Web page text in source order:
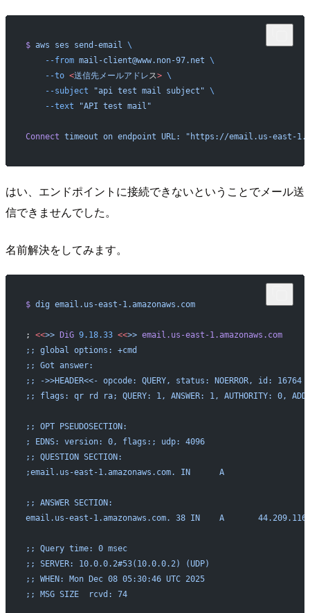
$ aws ses send-email \
    --from
mail-client@www.non-97.net \
    --to
<送信先メールアドレス> \
    --subject
"api test mail subject" \
    --text
"API test mail"
Connect timeout on endpoint URL: "https://email.us-east-
はい、エンドポイントに接続できないということでメール送
信できませんでした。
名前解決をしてみます。
$ dig email.us-east-1.amazonaws.com
; <<>> DiG 9.18.33 <<>> email.us-east-1.amazonaws.com
;; global options: +cmd
;; Got answer:
;; ->>HEADER<<- opcode: QUERY, status: NOERROR, id: 16764
;; flags: qr rd ra; QUERY: 1, ANSWER: 1, AUTHORITY: 0,
;; OPT PSEUDOSECTION:
; EDNS: version: 0, flags:; udp: 4096
;; QUESTION SECTION:
;email.us-east-1.amazonaws.com. IN      A
;; ANSWER SECTION:
email.us-east-1.amazonaws.com. 38 IN    A
;; Query time: 0 msec
;; SERVER: 10.0.0.2#53(10.0.0.2) (UDP)
;; WHEN: Mon Dec 08 05:30:46 UTC 2025
;; MSG SIZE  rcvd: 74